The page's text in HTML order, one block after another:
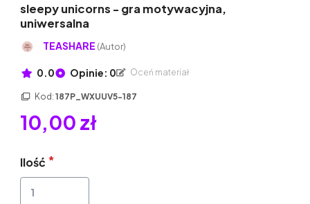
sleepy unicorns - gra motywacyjna,
uniwersalna
TEASHARE (Autor)
0.0 Opinie: 0 Oceń materiał
Kod: 187P_WXUUV5-187
10,00 zł
Ilość